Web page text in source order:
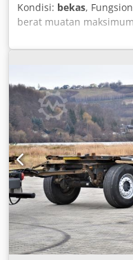
Kondisi: bekas,
berat muatan
, pendaftaran
berikutnya (TÜV):06/
, panjang total:
tinggi total:3.900 mm,
285/70 R 19.5, kondisi
mm, warna:putih,
Perlengkapan:tail lift,